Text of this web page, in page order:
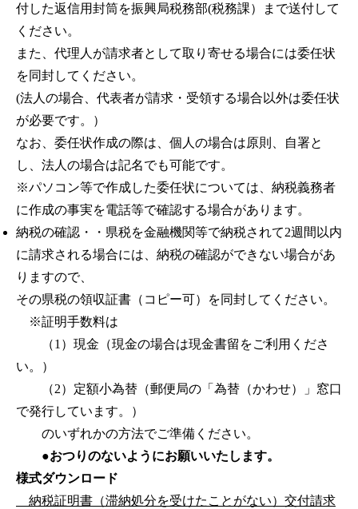
付した返信用封筒を振興局税務部(税務課）まで送付して
ください。
また、代理人が請求者として取り寄せる場合には委任状
を同封してください。
(法人の場合、代表者が請求・受領する場合以外は委任状
が必要です。）
なお、委任状作成の際は、個人の場合は原則、自署と
し、法人の場合は記名でも可能です。
※パソコン等で作成した委任状については、納税義務者
に作成の事実を電話等で確認する場合があります。
納税の確認・・県税を金融機関等で納税されて2週間以内
に請求される場合には、納税の確認ができない場合があ
りますので、
その県税の領収証書（コピー可）を同封してください。
※証明手数料は
（1）現金（現金の場合は現金書留をご利用くださ
い。）
（2）定額小為替（郵便局の「為替（かわせ）」窓口
で発行しています。）
のいずれかの方法でご準備ください。
●おつりのないようにお願いいたします。
様式ダウンロード
納税証明書（滞納処分を受けたことがない）交付請求